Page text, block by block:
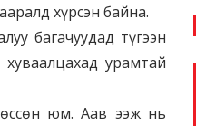
хүрсэн байна.
багачуудад түгээн
урамтай
юм. Аав ээж нь